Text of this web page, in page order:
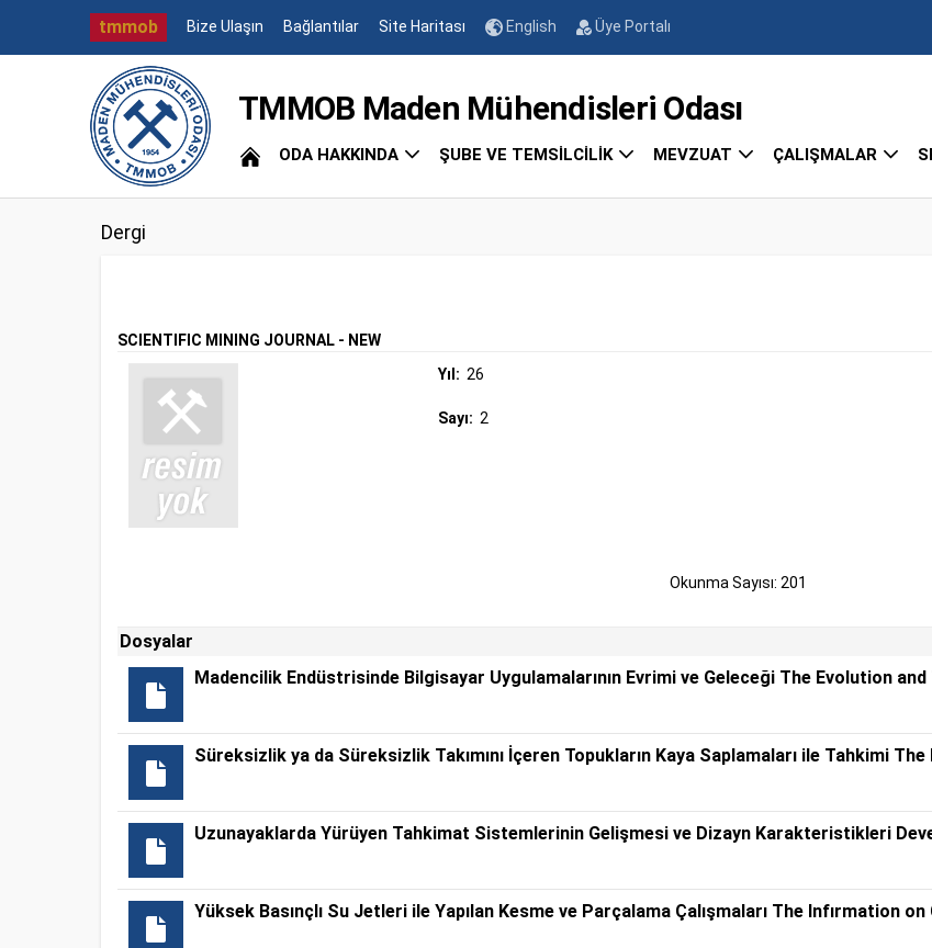
tmmob Bize Ulaşın Bağlantılar Site Haritası English Üye Portalı
TMMOB Maden Mühendisleri Odası
ODA HAKKINDA ŞUBE VE TEMSİLCİLİK MEVZUAT ÇALIŞMALAR
Dergi
SCIENTIFIC MINING JOURNAL - NEW
Yıl: 26
Sayı: 2
Okunma Sayısı: 201
Dosyalar
Madencilik Endüstrisinde Bilgisayar Uygulamalarının Evrimi ve Geleceği The Evolution
Süreksizlik ya da Süreksizlik Takımını İçeren Topukların Kaya Saplamaları ile Tahkimi
Uzunayaklarda Yürüyen Tahkimat Sistemlerinin Gelişmesi ve Dizayn Karakteristikleri
Yüksek Basınçlı Su Jetleri ile Yapılan Kesme ve Parçalama Çalışmaları The Infırmation